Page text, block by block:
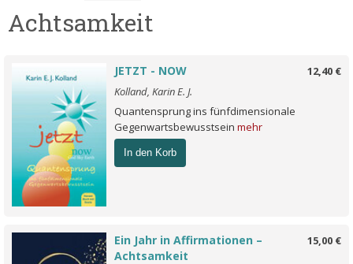
Achtsamkeit
12,40 €
JETZT - NOW
Kolland, Karin E. J.
Quantensprung ins fünfdimensionale
Gegenwartsbewusstsein mehr
In den Korb
15,00 €
Ein Jahr in Affirmationen –
Achtsamkeit